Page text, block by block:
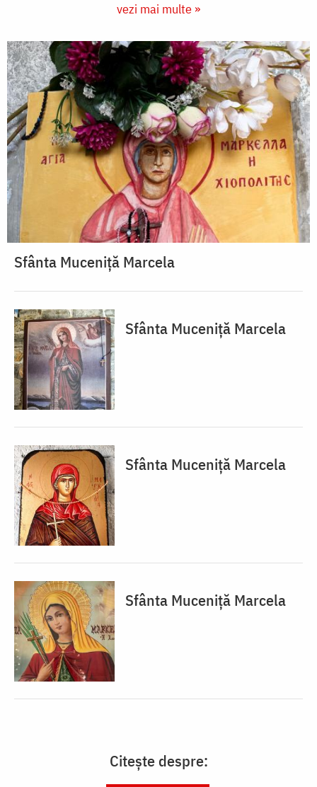
vezi mai multe »
Sfânta Muceniță Marcela
Sfânta Muceniță Marcela
Sfânta Muceniță Marcela
Sfânta Muceniță Marcela
Citește despre: